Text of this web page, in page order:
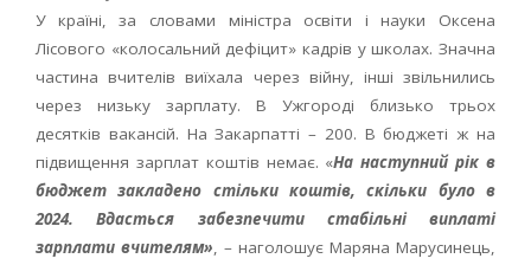
У країні, за словами міністра освіти і науки Оксена
Лісового «колосальний дефіцит» кадрів у школах. Значна
частина вчителів виїхала через війну, інші звільнились
через низьку зарплату. В Ужгороді близько трьох
десятків вакансій. На Закарпатті – 200. В бюджеті ж на
підвищення зарплат коштів немає. «На наступний рік в
бюджет закладено стільки коштів, скільки було в
2024. Вдасться забезпечити стабільні виплаті
зарплати вчителям», – наголошує Маряна Марусинець,